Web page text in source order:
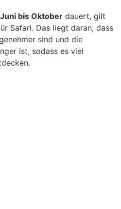
bis Oktober dauert, gilt
Safari. Das liegt daran, dass
sind und die
ist, sodass es viel